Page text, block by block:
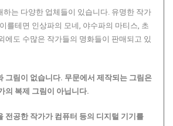
하는 다양한 업체들이 있습니다. 유명한 작가
를테면 인상파의 모네, 야수파의 마티스, 초
에도 수많은 작가들의 명화들이 판매되고 있
그림이 없습니다. 무문에서 제작되는 그림은
의 복제 그림이 아닙니다.
전공한 작가가 컴퓨터 등의 디지털 기기를